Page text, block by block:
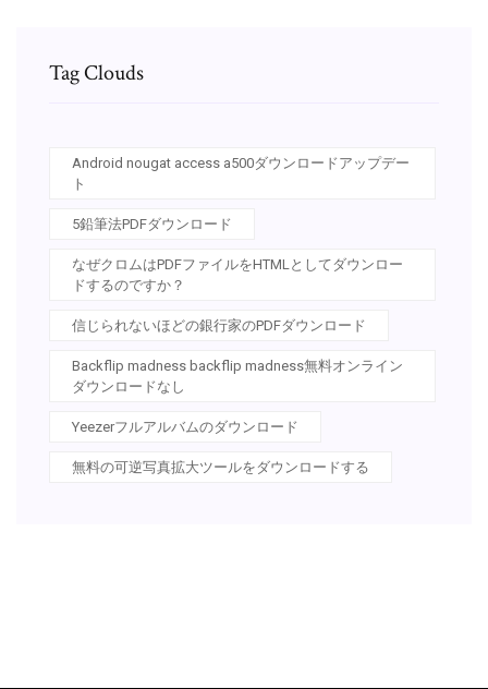
Tag Clouds
Android nougat access a500ダウンロードアップデー
ト
5鉛筆法PDFダウンロード
なぜクロムはPDFファイルをHTMLとしてダウンロー
ドするのですか？
信じられないほどの銀行家のPDFダウンロード
Backflip madness backflip madness無料オンライン
ダウンロードなし
Yeezerフルアルバムのダウンロード
無料の可逆写真拡大ツールをダウンロードする